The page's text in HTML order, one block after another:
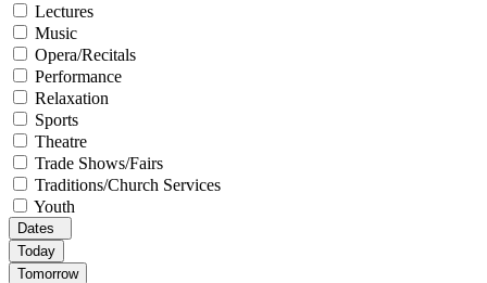
Lectures
Music
Opera/Recitals
Performance
Relaxation
Sports
Theatre
Trade Shows/Fairs
Traditions/Church Services
Youth
Dates
Today
Tomorrow